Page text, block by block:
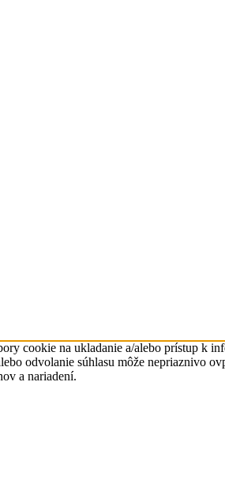
cookie na ukladanie a/alebo prístup k
odvolanie súhlasu môže
a nariadení.